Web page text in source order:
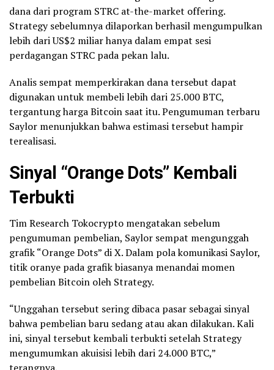
dana dari program STRC at-the-market offering.
Strategy sebelumnya dilaporkan berhasil mengumpulkan
lebih dari US$2 miliar hanya dalam empat sesi
perdagangan STRC pada pekan lalu.
Analis sempat memperkirakan dana tersebut dapat
digunakan untuk membeli lebih dari 25.000 BTC,
tergantung harga Bitcoin saat itu. Pengumuman terbaru
Saylor menunjukkan bahwa estimasi tersebut hampir
terealisasi.
Sinyal “Orange Dots” Kembali
Terbukti
Tim Research Tokocrypto mengatakan sebelum
pengumuman pembelian, Saylor sempat mengunggah
grafik “Orange Dots” di X. Dalam pola komunikasi Saylor,
titik oranye pada grafik biasanya menandai momen
pembelian Bitcoin oleh Strategy.
“Unggahan tersebut sering dibaca pasar sebagai sinyal
bahwa pembelian baru sedang atau akan dilakukan. Kali
ini, sinyal tersebut kembali terbukti setelah Strategy
mengumumkan akuisisi lebih dari 24.000 BTC,”